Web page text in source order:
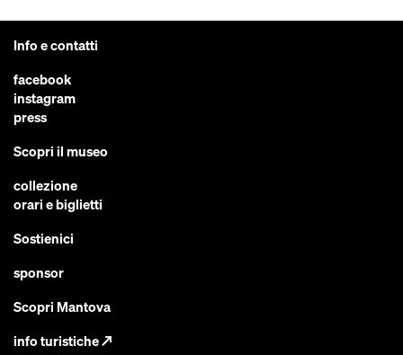
Info e contatti
facebook
instagram
press
Scopri il museo
collezione
orari e biglietti
Sostienici
sponsor
Scopri Mantova
info turistiche↗